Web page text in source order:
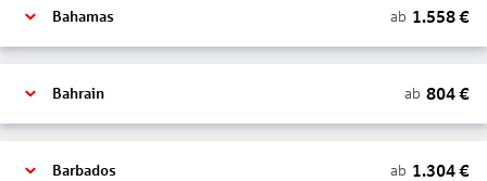
Bahamas ab 1.558€
Bahrain ab 804€
Barbados ab 1.304€